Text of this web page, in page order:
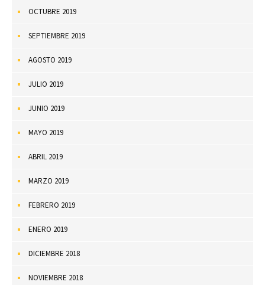
OCTUBRE 2019
SEPTIEMBRE 2019
AGOSTO 2019
JULIO 2019
JUNIO 2019
MAYO 2019
ABRIL 2019
MARZO 2019
FEBRERO 2019
ENERO 2019
DICIEMBRE 2018
NOVIEMBRE 2018